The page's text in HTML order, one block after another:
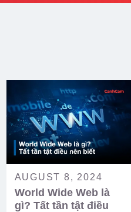
AUGUST 8, 2024
World Wide Web là
gì? Tất tần tật điều